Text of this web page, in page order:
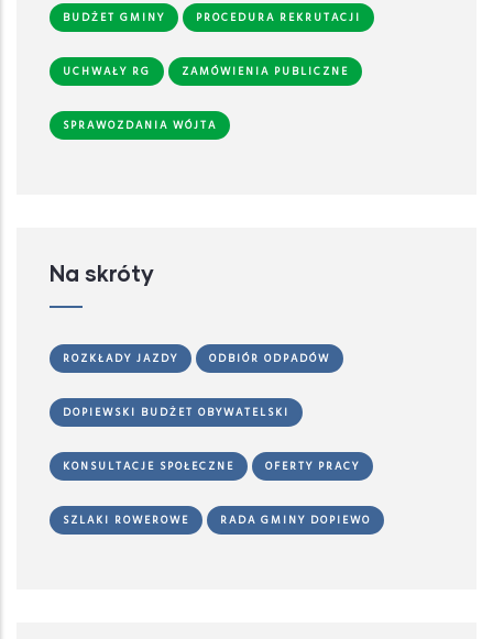
BUDŻET GMINY PROCEDURA REKRUTACJI
UCHWAŁY RG ZAMÓWIENIA PUBLICZNE
SPRAWOZDANIA WÓJTA
Na skróty
ROZKŁADY JAZDY ODBIÓR ODPADÓW
DOPIEWSKI BUDŻET OBYWATELSKI
KONSULTACJE SPOŁECZNE OFERTY PRACY
SZLAKI ROWEROWE RADA GMINY DOPIEWO